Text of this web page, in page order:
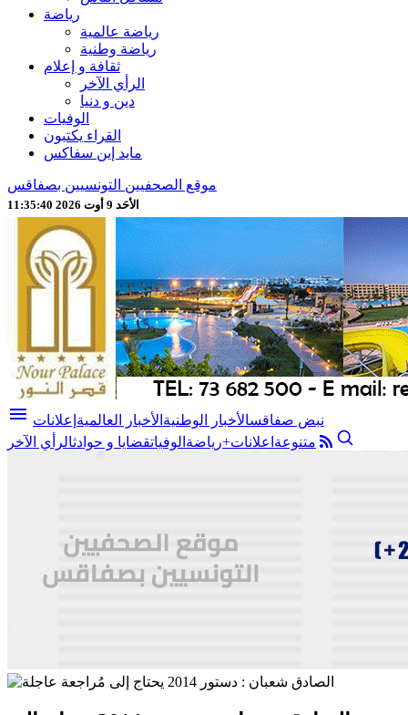
رياضة
رياضة عالمية
رياضة وطنية
ثقافة و إعلام
الرأي الآخر
دين و دنيا
الوفيات
القراء يكتبون
مايد إين سفاكس
موقع الصحفيين التونسيين بصفاقس
الأحَد 9 أوت 2026 11:35:41
menu نبض صفاقسالأخبار الوطنية الأخبار العالمية إعلانات
متنوعة اعلانات+رياضة الوفياتقضايا و حوادثالرأي الآخر